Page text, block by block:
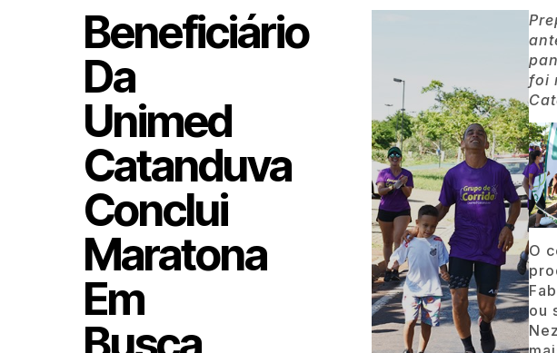
Beneficiário
Da
Unimed
Catanduva
Conclui
Maratona
Em
foi
O
ou